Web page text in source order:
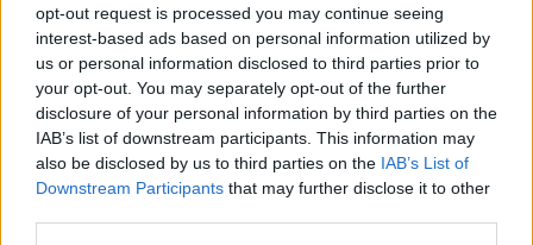
opt-out request is processed you may continue seeing
interest-based ads based on personal information utilized by
us or personal information disclosed to third parties prior to
your opt-out. You may separately opt-out of the further
disclosure of your personal information by third parties on the
IAB’s list of downstream participants. This information may
also be disclosed by us to third parties on the IAB’s List of
Downstream Participants that may further disclose it to other
Totale Posti letto occupati
Degenza Covid San Donato Arezzo
7
TI San Donato Arezzo
3
Degenza Covid Misericordia Grosseto24
TI Misericordia Grosseto
2
Nuovi positivi per Comune della provincia di Arezzo
Comune
Tamponi positivi